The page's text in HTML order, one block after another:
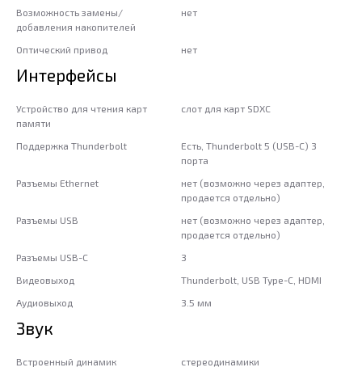
Возможность замены/
добавления накопителей
нет
Оптический привод нет
Интерфейсы
Устройство для чтения карт
памяти
слот для карт SDXC
Поддержка Thunderbolt
Есть, Thunderbolt 5 (USB-C) 3
порта
Разъемы Ethernet
нет (возможно через адаптер,
продается отдельно)
Разъемы USB
нет (возможно через адаптер,
продается отдельно)
Разъемы USB-C
3
Видеовыход
Thunderbolt, USB Type-С, HDMI
Аудиовыход
3.5 мм
Звук
Встроенный динамик
стереодинамики